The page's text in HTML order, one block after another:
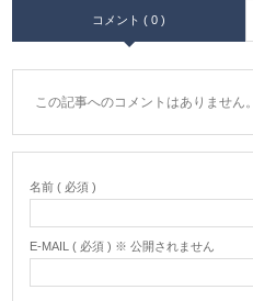
コメント ( 0 )
この記事へのコメントはありません。
名前 ( 必須 )
E-MAIL ( 必須 ) ※ 公開されません